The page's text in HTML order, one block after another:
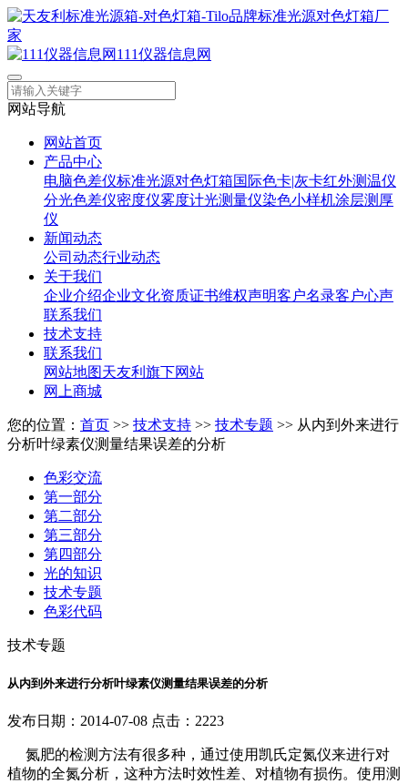
111仪器信息网
网站导航
网站首页
产品中心
电脑色差仪标准光源对色灯箱国际色卡|灰卡红外测温仪
分光色差仪密度仪雾度计光测量仪染色小样机涂层测厚
仪
新闻动态
公司动态行业动态
关于我们
企业介绍企业文化资质证书维权声明客户名录客户心声
联系我们
技术支持
联系我们
网站地图天友利旗下网站
网上商城
您的位置： 首页 >> 技术支持 >> 技术专题 >> 从内到外来进行
分析叶绿素仪测量结果误差的分析
色彩交流
第一部分
第二部分
第三部分
第四部分
光的知识
技术专题
色彩代码
技术专题
从内到外来进行分析叶绿素仪测量结果误差的分析
发布日期：2014-07-08 点击：2223
氮肥的检测方法有很多种，通过使用凯氏定氮仪来进行对
植物的全氮分析，这种方法时效性差、对植物有损伤。使用测